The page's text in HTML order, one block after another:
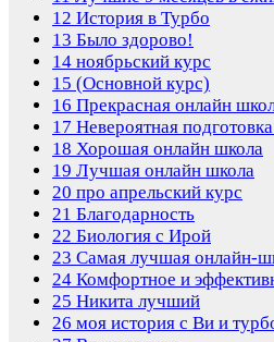
12 История в Турбо
13 Было здорово!
14 ноябрьский курс
15 (Основной курс)
16 Прекрасная онлайн
17 Невероятная
18 Хорошая онлайн школа
19 Лучшая онлайн школа
20 про апрельский курс
21 Благодарность
22 Биология с Ирой
23 Самая лучшая онлайн-
24 Комфортное и
25 Никита лучший
26 моя история с Ви и